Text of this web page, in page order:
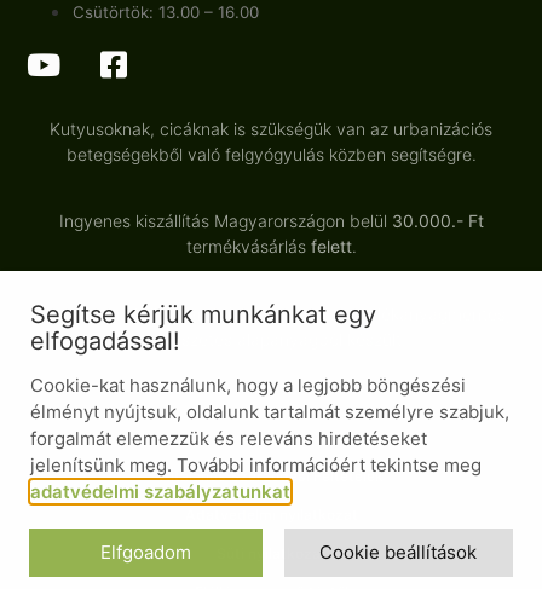
Csütörtök: 13.00 – 16.00
Kutyusoknak, cicáknak is szükségük van az urbanizációs
betegségekből való felgyógyulás közben segítségre.
Ingyenes kiszállítás Magyarországon belül 30.000.- Ft
termékvásárlás felett.
Minden termékünk tartósítószermentes, adalékanyagmentes,
természetes alapanyagból készült.
© Minden jog fenntartva
Általános Szerződési Feltételek
Süti nyilatkozat
Segítse kérjük munkánkat egy
elfogadással!
Cookie-kat használunk, hogy a legjobb böngészési
élményt nyújtsuk, oldalunk tartalmát személyre szabjuk,
forgalmát elemezzük és releváns hirdetéseket
jelenítsünk meg. További információért tekintse meg
adatvédelmi szabályzatunkat
Elfgoadom Cookie beállítások